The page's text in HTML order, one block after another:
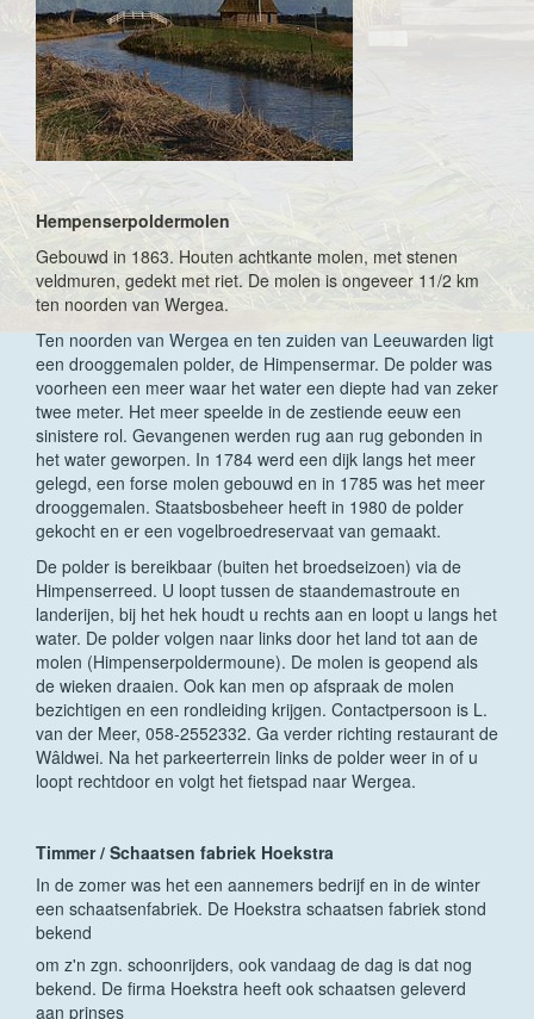
Hempenserpoldermolen
Gebouwd in 1863. Houten achtkante molen, met stenen
veldmuren, gedekt met riet. De molen is ongeveer 11/2 km
ten noorden van Wergea.
Ten noorden van Wergea en ten zuiden van Leeuwarden ligt
een drooggemalen polder, de Himpensermar. De polder was
voorheen een meer waar het water een diepte had van zeker
twee meter. Het meer speelde in de zestiende eeuw een
sinistere rol. Gevangenen werden rug aan rug gebonden in
het water geworpen. In 1784 werd een dijk langs het meer
gelegd, een forse molen gebouwd en in 1785 was het meer
drooggemalen. Staatsbosbeheer heeft in 1980 de polder
gekocht en er een vogelbroedreservaat van gemaakt.
De polder is bereikbaar (buiten het broedseizoen) via de
Himpenserreed. U loopt tussen de staandemastroute en
landerijen, bij het hek houdt u rechts aan en loopt u langs het
water. De polder volgen naar links door het land tot aan de
molen (Himpenserpoldermoune). De molen is geopend als
de wieken draaien. Ook kan men op afspraak de molen
bezichtigen en een rondleiding krijgen. Contactpersoon is L.
van der Meer, 058-2552332. Ga verder richting restaurant de
Wâldwei. Na het parkeerterrein links de polder weer in of u
loopt rechtdoor en volgt het fietspad naar Wergea.
Timmer / Schaatsen fabriek Hoekstra
In de zomer was het een aannemers bedrijf en in de winter
een schaatsenfabriek. De Hoekstra schaatsen fabriek stond
bekend
om z'n zgn. schoonrijders, ook vandaag de dag is dat nog
bekend. De firma Hoekstra heeft ook schaatsen geleverd
aan prinses